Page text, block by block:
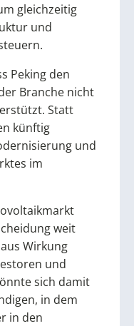
gleichzeitig
und
Peking den
Branche nicht
Statt
künftig
und
im
weit
Wirkung
und
sich damit
in dem
in den